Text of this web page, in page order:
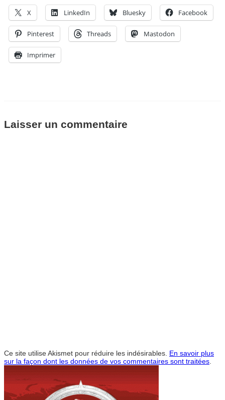
X LinkedIn Bluesky Facebook
Pinterest Threads Mastodon
Imprimer
Laisser un commentaire
Ce site utilise Akismet pour réduire les indésirables. En savoir plus
sur la façon dont les données de vos commentaires sont traitées.